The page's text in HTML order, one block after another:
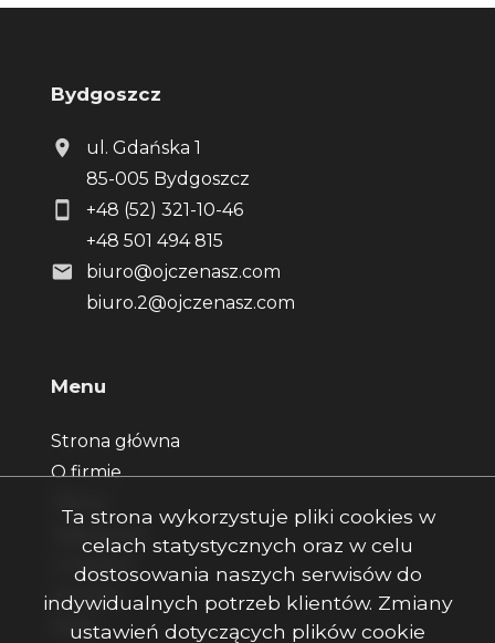
Bydgoszcz
ul. Gdańska 1
85-005 Bydgoszcz
+48 (52) 321-10-46
+48 501 494 815
biuro@ojczenasz.com
biuro.2@ojczenasz.com
Menu
Strona główna
O firmie
Zgłoszenia
Ulubione
Kontakt
Rodo
Ta strona wykorzystuje pliki cookies w
celach statystycznych oraz w celu
dostosowania naszych serwisów do
indywidualnych potrzeb klientów. Zmiany
ustawień dotyczących plików cookie